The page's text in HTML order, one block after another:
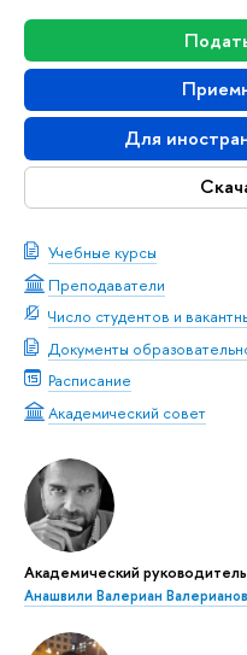
Для
Учебные курсы
Преподаватели
Число студентов и
Документы
Расписание
Академический совет
Академический руководитель
Анашвили Валериан